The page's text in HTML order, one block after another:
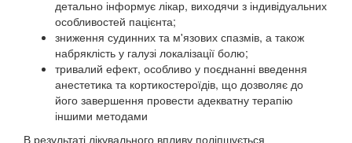
детально інформує лікар, виходячи з індивідуальних
особливостей пацієнта;
зниження судинних та м'язових спазмів, а також
набряклість у галузі локалізації болю;
тривалий ефект, особливо у поєднанні введення
анестетика та кортикостероїдів, що дозволяє до
його завершення провести адекватну терапію
іншими методами
В результаті лікувального впливу поліпшується